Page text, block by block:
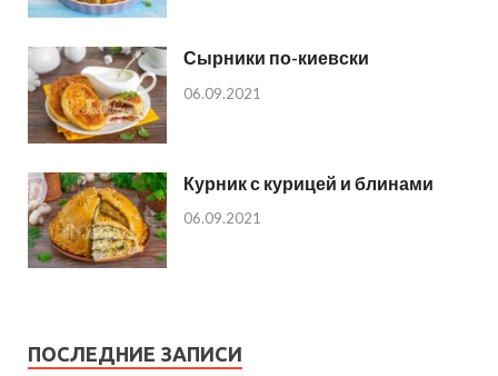
Сырники по-киевски
06.09.2021
Курник с курицей и блинами
06.09.2021
ПОСЛЕДНИЕ ЗАПИСИ